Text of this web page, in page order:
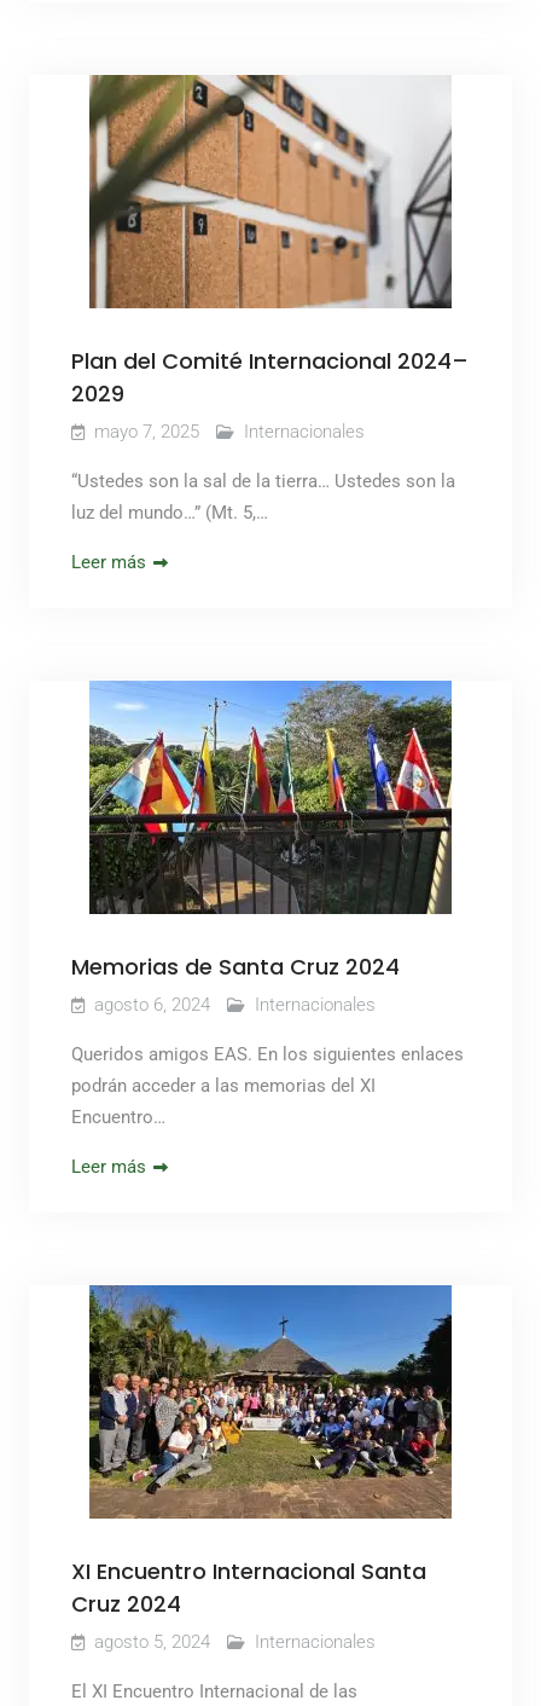
Plan del Comité Internacional 2024–
2029
mayo 7, 2025 Internacionales
“Ustedes son la sal de la tierra… Ustedes son la
luz del mundo…” (Mt. 5,…
Leer más
Memorias de Santa Cruz 2024
agosto 6, 2024 Internacionales
Queridos amigos EAS. En los siguientes enlaces
podrán acceder a las memorias del XI
Encuentro…
Leer más
XI Encuentro Internacional Santa
Cruz 2024
agosto 5, 2024 Internacionales
El XI Encuentro Internacional de las